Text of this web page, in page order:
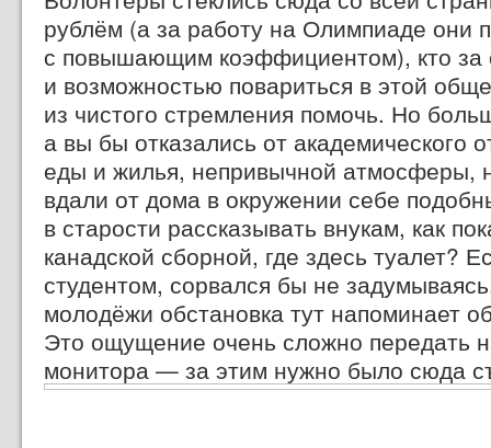
рублём (а за работу на Олимпиаде они
с повышающим коэффициентом), кто за
и возможностью повариться в этой
из чистого стремления помочь. Но
а вы бы отказались от академического
еды и жилья, непривычной атмосферы,
вдали от дома в окружении себе
в старости рассказывать внукам, как
канадской сборной, где здесь туалет?
студентом, сорвался бы не
молодёжи обстановка тут напоминает
Это ощущение очень сложно передать
монитора — за этим нужно было сюда